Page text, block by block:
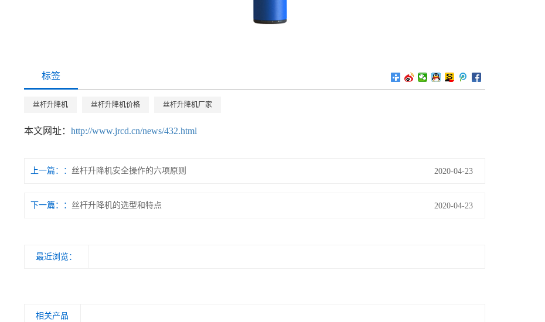
标签
丝杆升降机 丝杆升降机价格 丝杆升降机厂家
本文网址： http://www.jrcd.cn/news/432.html
上一篇： 丝杆升降机安全操作的六项原则 2020-04-23
下一篇： 丝杆升降机的选型和特点 2020-04-23
最近浏览：
相关产品